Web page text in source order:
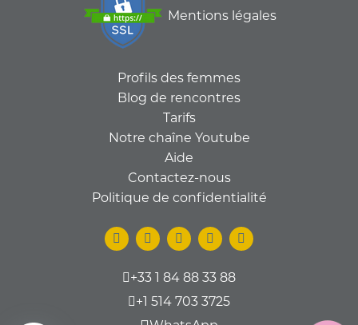
Mentions légales
Profils des femmes
Blog de rencontres
Tarifs
Notre chaîne Youtube
Aide
Contactez-nous
Politique de confidentialité
+33 1 84 88 33 88
+1 514 703 3725